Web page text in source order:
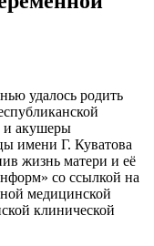
удалось родить
и акушеры
имени Г. Куватова
жизнь матери и её
со ссылкой на
медицинской
клинической